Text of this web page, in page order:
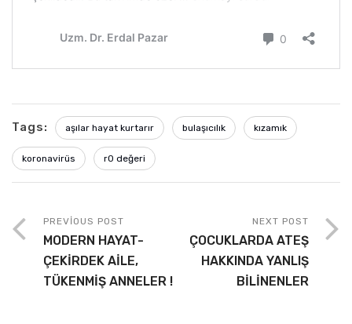
Tags: aşılar hayat kurtarır bulaşıcılık kızamık
koronavirüs r0 değeri
PREVIOUS POST
MODERN HAYAT-
ÇEKİRDEK AİLE,
TÜKENMİŞ ANNELER !
NEXT POST
ÇOCUKLARDA ATEŞ
HAKKINDA YANLIŞ
BİLİNENLER